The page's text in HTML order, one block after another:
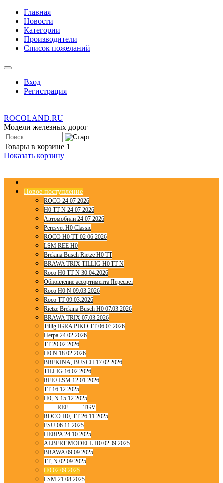
Главная
Новости
Категории
Производители
Список пожеланий
Вход
Регистрация
ROCOLAND.RU
Модели железных дорог
Товары в корзине 1
Показать корзину
Новое поступление
ROCO 24 07 2026
H0 TT N 24 07 2026
Автомобили 24 07 2026
Peresvet H0 Classic
ROCO H0 TT 02 06 2026
LSM REE H0
Brekina Busch Rietze H0 TT
BRAWA TRIX TILLIG H0 TT N
Roco H0 TT N 30.04.2026
Обновление ассортимента Пересвет
Roco H0 N 09.03.2026
Roco TT 09.03.2026
Rietze Brekina Busch H0 07.03.2026
BRAWA TRIX 07.03.2026
Tillig IGRA PIKO TT 06.03.2026
Herpa 24.02.2026
TT 20.02.2026
H0 N 18.02.2026
BREKINA, BUSCH 17.02.2026
TILLIG 16.02.2026
REE+LSM 12.01.2026
TT 16.12.2025
H0, N 15.12.2025
____ REE ____ TGV
ROCO H0, TT 26.11.2025
ESU 06.11.2025
HERPA 24.10.2025
ALBERT MODELL H0 02 09 2025
BRAWA 09.09.2025
TT, N 02.09.2025
H0 02.09.2025
LSM 21.08.2025